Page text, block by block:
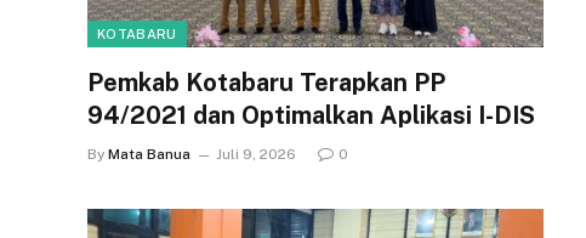
KOTABARU
Pemkab Kotabaru Terapkan PP
94/2021 dan Optimalkan Aplikasi I-DIS
By Mata Banua Juli 9, 2026 0